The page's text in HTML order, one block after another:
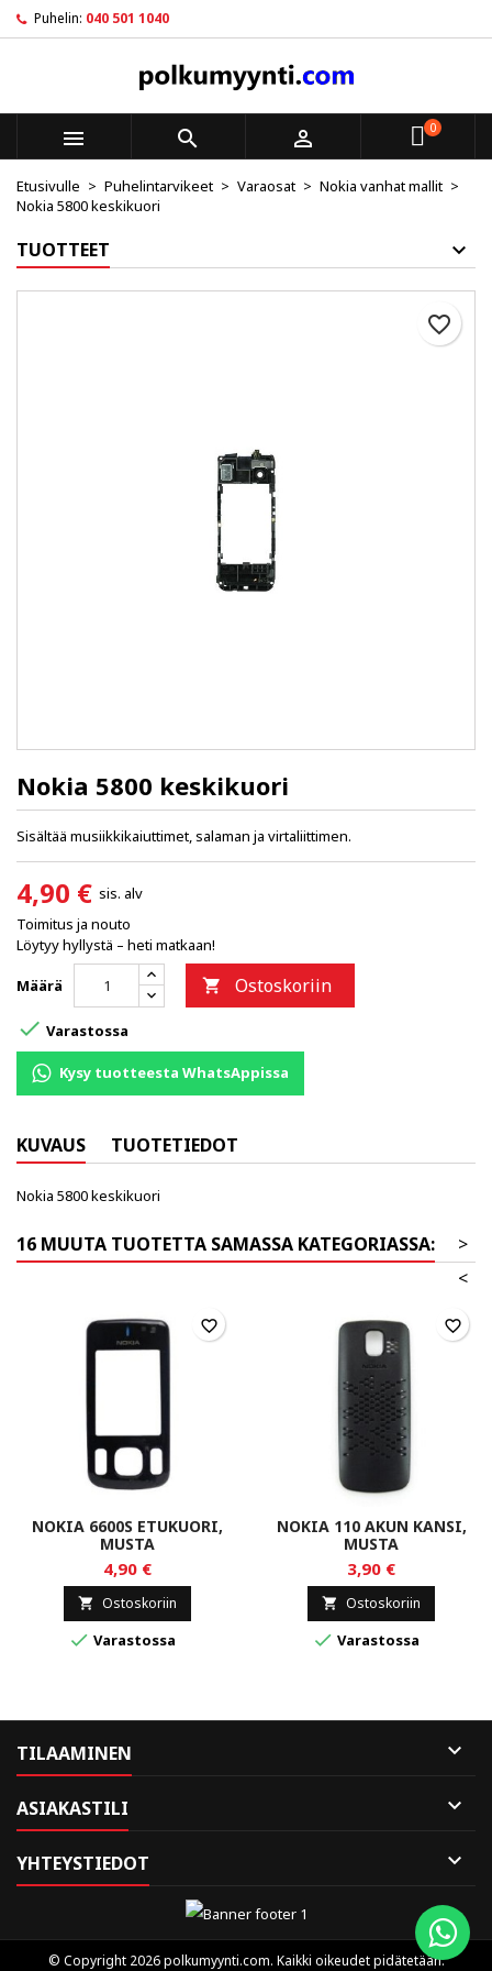
Puhelin: 040 501 1040
   0
Etusivulle Puhelintarvikeet Varaosat
Nokia vanhat mallit
Nokia 5800 keskikuori
TUOTTEET
Nokia 5800 keskikuori
Sisältää musiikkikaiuttimet, salaman ja virtaliittimen.
4,90 € sis. alv
Toimitus ja nouto
Löytyy hyllystä – heti matkaan!
Määrä  Ostoskoriin
favorite_border
 Varastossa
Kysy tuotteesta WhatsAppissa
KUVAUS TUOTETIEDOT
Nokia 5800 keskikuori
16 MUUTA TUOTETTA SAMASSA KATEGORIASSA:
>
<
NOKIA 6600S ETUKUORI,
MUSTA
4,90 €
 Ostoskoriin
 Varastossa
favorite_border
NOKIA 110 AKUN KANSI,
MUSTA
3,90 €
 Ostoskoriin
 Varastossa
favorite_border
TILAAMINEN 
ASIAKASTILI 
YHTEYSTIEDOT 
My wishlists ×
Create new list
Luo toivelista ×
Toivelistan nimi
Kirjaudu sisään ×
Sinun pitää olla kirjautunut jotta voit lisätä tuotteita
toivelistalle.
Peruuta Kirjaudu sisään
© Copyright 2026 polkumyynti.com. Kaikki oikeudet pidätetään.